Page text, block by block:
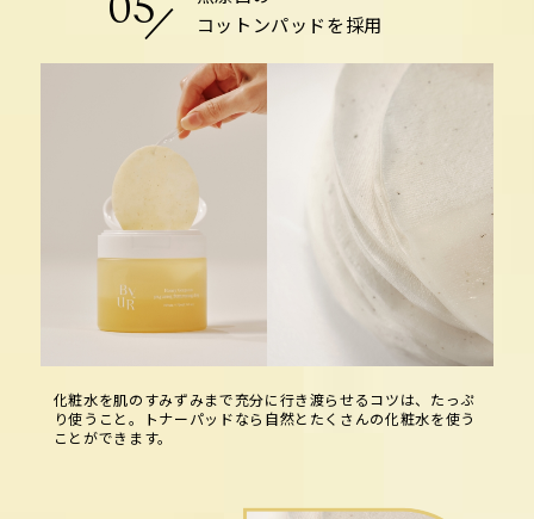
コットンパッドを採用
化粧水を肌のすみずみまで充分に行き渡らせるコツは、たっぷ
り使うこと。トナーパッドなら自然とたくさんの化粧水を使う
ことができます。